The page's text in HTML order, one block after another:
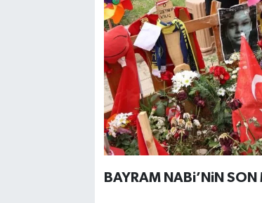
BAYRAM NABi’NiN SON